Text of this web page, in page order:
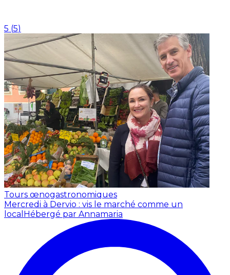
5 (5)
Tours œnogastronomiques
Mercredi à Dervio : vis le marché comme un
local Hébergé par Annamaria